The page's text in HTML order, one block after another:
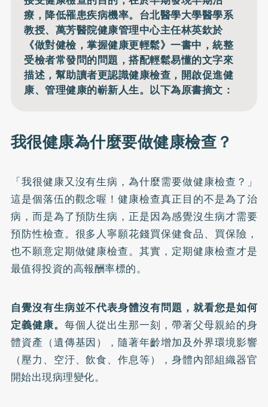
療，降低罹患疾病機率。台北醫學大學醫學系
教授、萬芳醫院健康管理中心主任林英欽於
《做對健檢，掌握健康更輕鬆》一書中，統整
受檢者常發問的問題，搭配輕鬆易懂的文字來
描述，幫助讀者更認識健康檢查，開啟促進健
康、管理健康的嶄新人生。以下為原書摘文：
我很健康為什麼要做健康檢查？
「我很健康又沒有生病，為什麼需要做健康檢查？」
這是個落伍的觀念喔！健康檢查真正目的不是為了治
病，而是為了預防生病，正是因為感覺沒生病才需要
預防性檢查。很多人寧願花錢買保健食品、買保險，
也不願意定期做健康檢查。其實，定期健康檢查才是
最值得投資的高報酬率標的。
自覺沒有生病並不代表身體沒有問題，就看您是如何
定義健康。 每個人從出生那一刻，帶著父母親給的身
體資產（遺傳基因），隨著年齡增加及外界環境影響
（壓力、空汙、飲食、作息等），身體內部組織器官
開始出現病理變化。